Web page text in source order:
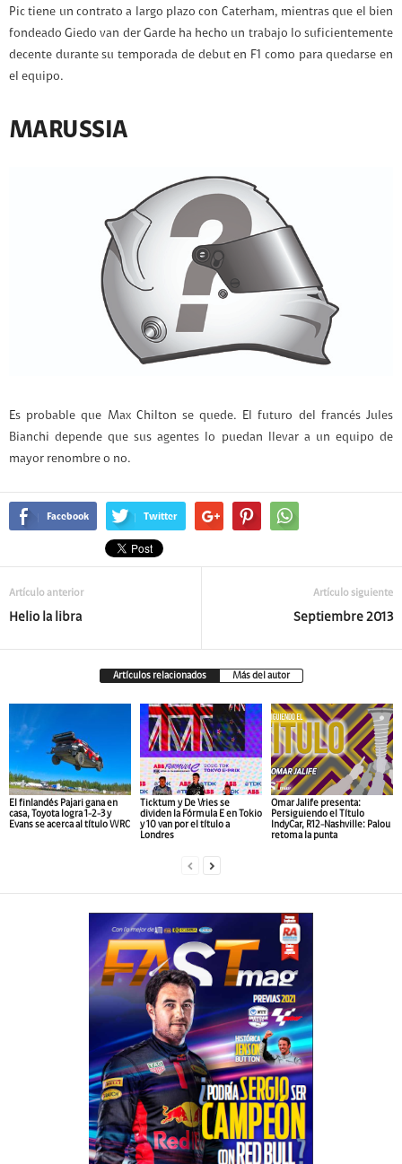
Pic tiene un contrato a largo plazo con Caterham, mientras que el bien
fondeado Giedo van der Garde ha hecho un trabajo lo suficientemente
decente durante su temporada de debut en F1 como para quedarse en
el equipo.
MARUSSIA
Es probable que Max Chilton se quede. El futuro del francés Jules
Bianchi depende que sus agentes lo puedan llevar a un equipo de
mayor renombre o no.
Facebook Twitter
Artículo anterior
Helio la libra
Artículo siguiente
Septiembre 2013
Artículos relacionados Más del autor
El finlandés Pajari gana en
casa, Toyota logra 1-2-3 y
Evans se acerca al título WRC
Ticktum y De Vries se
dividen la Fórmula E en Tokio
y 10 van por el título a
Londres
Omar Jalife presenta:
Persiguiendo el Título
IndyCar, R12-Nashville: Palou
retoma la punta